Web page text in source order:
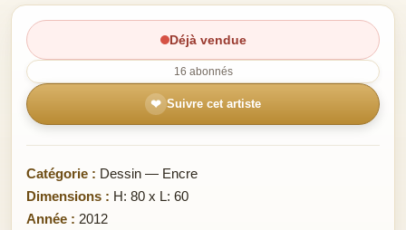
Déjà vendue
16 abonnés
❤ Suivre cet artiste
Catégorie : Dessin — Encre
Dimensions : H: 80 x L: 60
Année : 2012